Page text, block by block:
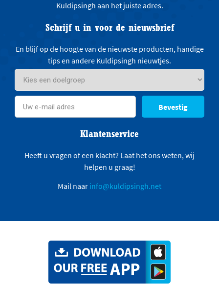
Kuldipsingh aan het juiste adres.
Schrijf u in voor de nieuwsbrief
En blijf op de hoogte van de nieuwste producten, handige
tips en andere Kuldipsingh nieuwtjes.
Bevestig
Klantenservice
Heeft u vragen of een klacht? Laat het ons weten, wij
helpen u graag!
Mail naar info@kuldipsingh.net